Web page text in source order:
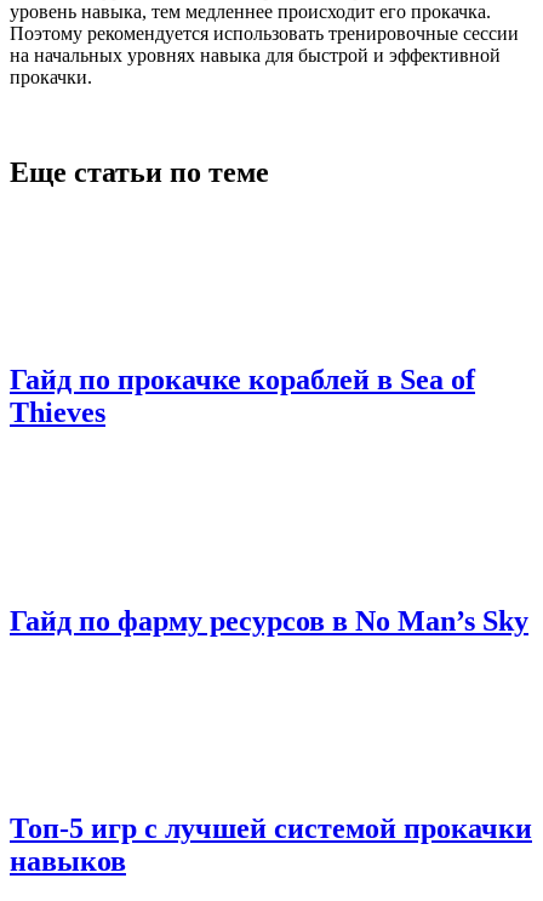
уровень навыка, тем медленнее происходит его прокачка.
Поэтому рекомендуется использовать тренировочные сессии
на начальных уровнях навыка для быстрой и эффективной
прокачки.
Еще статьи по теме
Гайд по прокачке кораблей в Sea of
Thieves
Гайд по фарму ресурсов в No Man’s Sky
Топ-5 игр с лучшей системой прокачки
навыков